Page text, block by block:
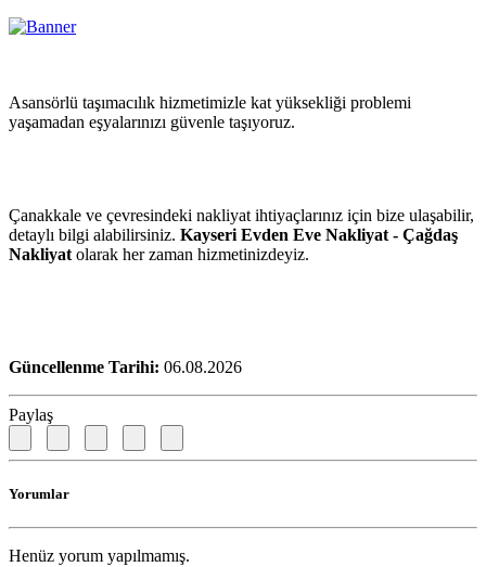
Asansörlü taşımacılık hizmetimizle kat yüksekliği problemi
yaşamadan eşyalarınızı güvenle taşıyoruz.
Çanakkale ve çevresindeki nakliyat ihtiyaçlarınız için bize ulaşabilir,
detaylı bilgi alabilirsiniz. Kayseri Evden Eve Nakliyat - Çağdaş
Nakliyat olarak her zaman hizmetinizdeyiz.
Güncellenme Tarihi: 06.08.2026
Paylaş
Yorumlar
Henüz yorum yapılmamış.